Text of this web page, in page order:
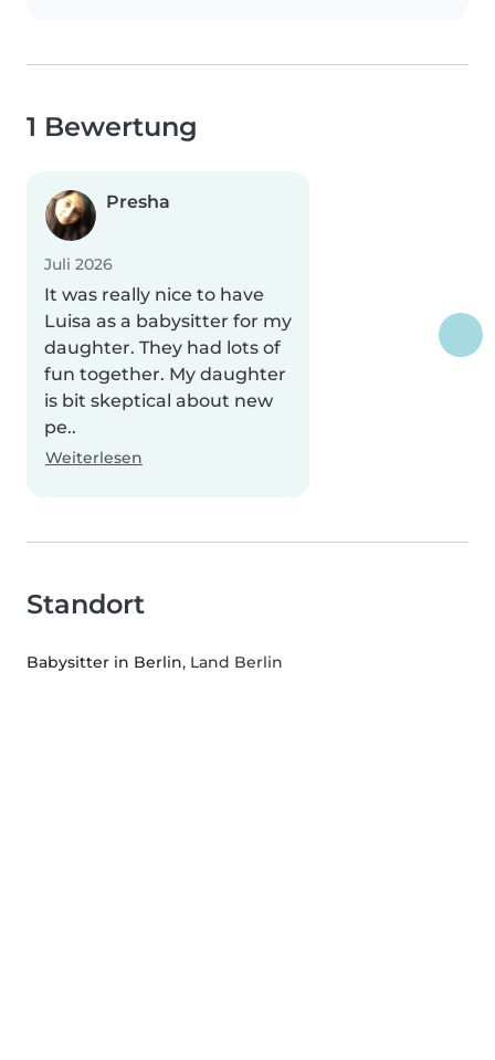
1 Bewertung
Presha
Juli 2026
It was really nice to have
Luisa as a babysitter for my
daughter. They had lots of
fun together. My daughter
is bit skeptical about new
pe..
Weiterlesen
Standort
Babysitter in Berlin, Land Berlin